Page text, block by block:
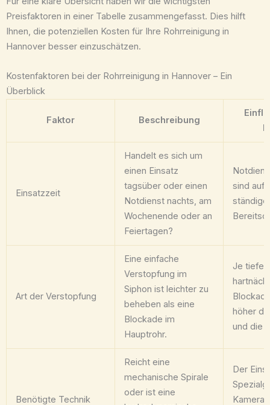
Preisfaktoren in einer Tabelle zusammengefasst. Dies hilft
Ihnen, die potenziellen Kosten für Ihre Rohrreinigung in
Hannover besser einzuschätzen.
Kostenfaktoren bei der Rohrreinigung in Hannover – Ein
Überblick
Faktor Beschreibung
Einsatzzeit
Handelt es sich um
einen Einsatz
tagsüber oder einen
Notdienst nachts, am
Wochenende oder an
Feiertagen?
sind
Art der Verstopfung
Eine einfache
Verstopfung im
Siphon ist leichter zu
beheben als eine
Blockade im
Hauptrohr.
Je tiefer
höher
und die
Benötigte Technik
Reicht eine
mechanische Spirale
oder ist eine
Der